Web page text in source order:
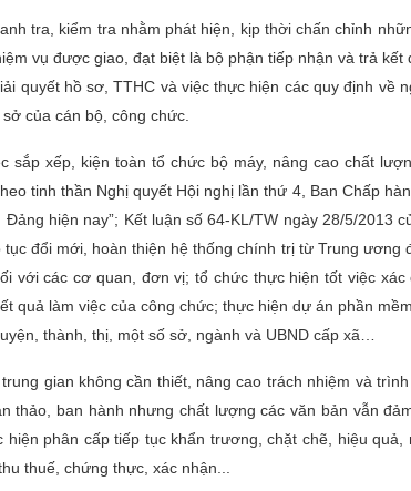
tra, kiểm tra nhằm phát hiện, kịp thời chấn chỉnh
vụ được giao, đạt biệt là bộ phận tiếp nhận và trả
quyết hồ sơ, TTHC và việc thực hiện các quy định về
của cán bộ, công chức.
sắp xếp, kiện toàn tổ chức bộ máy, nâng cao chất
tinh thần Nghị quyết Hội nghị lần thứ 4, Ban Chấp
hiện nay”; Kết luận số 64-KL/TW ngày 28/5/2013
tục đổi mới, hoàn thiện hệ thống chính trị từ Trung ương
với các cơ quan, đơn vị; tổ chức thực hiện tốt việc
quả làm việc của công chức; thực hiện dự án phần
thành, thị, một số sở, ngành và UBND cấp xã…
gian không cần thiết, nâng cao trách nhiệm và
thảo, ban hành nhưng chất lượng các văn bản vẫn
hiện phân cấp tiếp tục khẩn trương, chặt chẽ, hiệu
thuế, chứng thực, xác nhận...